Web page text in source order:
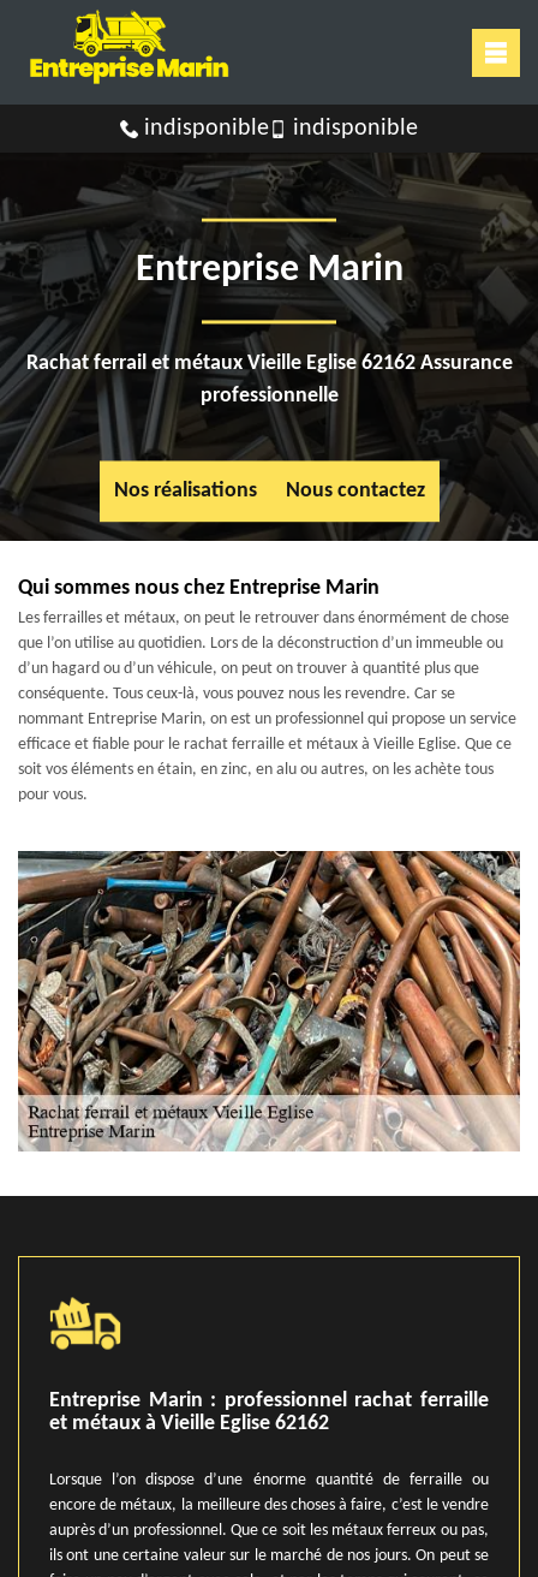
indisponible indisponible
Entreprise Marin
Rachat ferrail et métaux Vieille Eglise 62162 Assurance
professionnelle
Nos réalisations Nous contactez
Qui sommes nous chez Entreprise Marin
Les ferrailles et métaux, on peut le retrouver dans énormément de chose
que l’on utilise au quotidien. Lors de la déconstruction d’un immeuble ou
d’un hagard ou d’un véhicule, on peut on trouver à quantité plus que
conséquente. Tous ceux-là, vous pouvez nous les revendre. Car se
nommant Entreprise Marin, on est un professionnel qui propose un service
efficace et fiable pour le rachat ferraille et métaux à Vieille Eglise. Que ce
soit vos éléments en étain, en zinc, en alu ou autres, on les achète tous
pour vous.
Entreprise Marin : professionnel rachat ferraille
et métaux à Vieille Eglise 62162
Lorsque l’on dispose d’une énorme quantité de ferraille ou
encore de métaux, la meilleure des choses à faire, c’est le vendre
auprès d’un professionnel. Que ce soit les métaux ferreux ou pas,
ils ont une certaine valeur sur le marché de nos jours. On peut se